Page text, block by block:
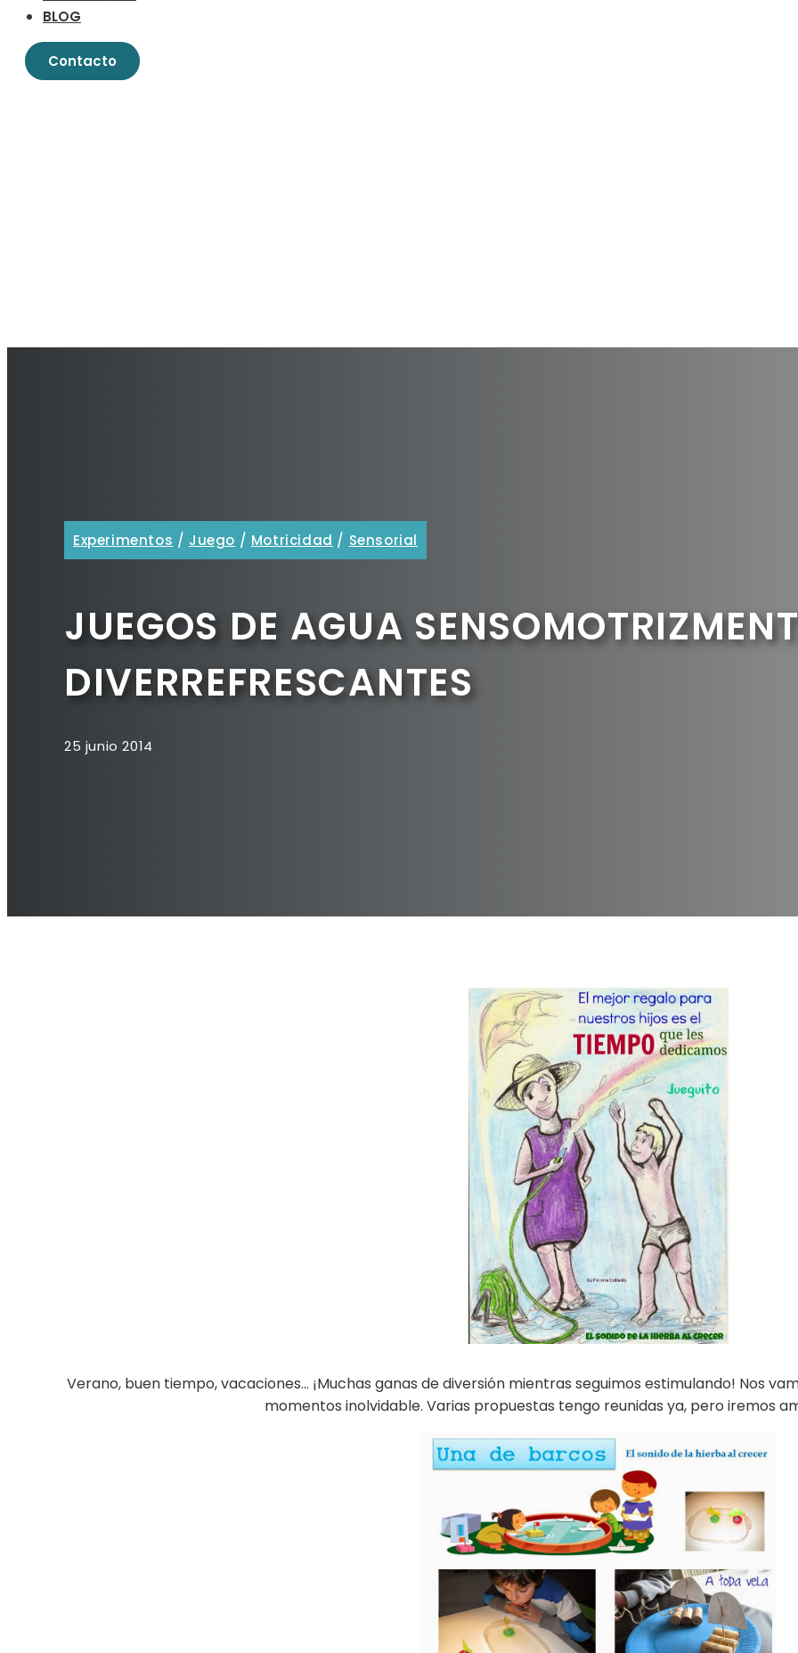
BLOG
Contacto
Experimentos / Juego / Motricidad / Sensorial
JUEGOS DE AGUA
DIVERREFRESCANTES
25 junio 2014
Verano, buen tiempo, vacaciones… ¡Muchas ganas de diversión mientras seguimos estimulando! Nos
momentos inolvidable. Varias propuestas tengo reunidas ya, pero iremos